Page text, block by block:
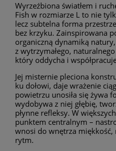
Wyrzeźbiona światłem i
Fish w rozmiarze L to nie
lecz subtelna forma
bez krzyku. Zainspirowana
organiczną dynamiką
z wytrzymałego,
który oddycha i
Jej misternie pleciona
ku dołowi, daje wrażenie
powietrzu unosiła się żywa
wydobywa z niej głębię,
płynne refleksy. W
punktem centralnym –
wnosi do wnętrza
rytm.